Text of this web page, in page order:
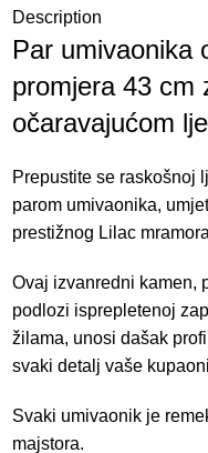
Description
Par umivaonika
promjera 43 cm
očaravajućom
Prepustite se raskošnoj
parom umivaonika,
prestižnog Lilac
Ovaj izvanredni kamen,
podlozi isprepletenoj
žilama, unosi dašak
svaki detalj vaše
Svaki umivaonik je
majstora.